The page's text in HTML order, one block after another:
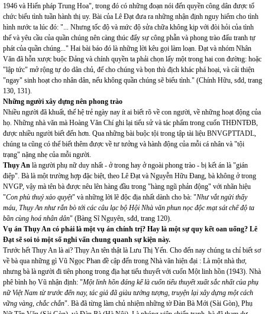
1946 và Hiến pháp Trung Hoa", trong đó có những đoạn nói đến quyền công dân được tổ
chức biểu tình tuần hành thị uy. Bài của Lê Đạt đưa ra những nhận định nguy hiểm cho tình
hình nước ta lúc đó: "... Nhưng tốc độ và mức độ sửa chữa không kịp với đòi hỏi của tình
thế và yêu cầu của quần chúng nên càng thúc đẩy sự công phẫn và phong trào đấu tranh tự
phát của quần chúng..." Hai bài báo đó là những lời kêu gọi làm loạn. Đạt và nhóm Nhân
Văn đã hỗn xược buộc Đảng và chính quyền ta phải chọn lấy một trong hai con đường: hoặc
"lập tức" mở rộng tự do dân chủ, để cho chúng và bọn thù địch khác phá hoại, và cải thiện
"ngay" sinh hoạt cho nhân dân, nếu không quần chúng sẽ biểu tình." (Chính Hữu, sđd, trang
130, 131).
Những người xây dựng nên phong trào
Nhiều người đã khuất, thế hệ trẻ ngày nay ít ai biết rõ về con người, về những hoạt động của
họ. Những nhà văn mà Hoàng Văn Chí ghi lại tiểu sử và tác phẩm trong cuốn THĐNTĐB,
được nhiều người biết đến hơn. Qua những bài buộc tội trong tập tài liệu BNVGPTTADL,
chúng ta cũng có thể biết thêm được về tư tưởng và hành động của mỗi cá nhân và "tội
trạng" nặng nhẹ của mỗi người.
Thụy An là người phụ nữ duy nhất - ở trong hay ở ngoài phong trào - bị kết án là "gián
điệp". Bà là một trường hợp đặc biệt, theo Lê Đạt và Nguyễn Hữu Đang, bà không ở trong
NVGP, vậy mà tên bà được nêu lên hàng đầu trong "hàng ngũ phản động" với nhãn hiệu
"Con phù thuỷ xảo quyệt" và những lời lẽ độc địa nhất dành cho bà: "Như vắt ngửi thấy
máu, Thụy An như rắn bò tới các câu lạc bộ Hội Nhà văn phun nọc độc mạt sát chế độ ta
bần cùng hoá nhân dân" (Bàng Sĩ Nguyên, sđd, trang 120).
Vụ án Thụy An có phải là một vụ án chính trị? Hay là một sự quy kết oan uổng? Lê
Đạt sẽ soi tỏ một số nghi vấn chung quanh sự kiện này.
Trước hết Thụy An là ai? Thụy An tên thật là Lưu Thị Yến. Cho đến nay chúng ta chỉ biết sơ
về bà qua những gì Vũ Ngọc Phan đề cập đến trong Nhà văn hiện đại : Là một nhà thơ,
nhưng bà là người đi tiên phong trong địa hạt tiểu thuyết với cuốn Một linh hồn (1943). Nhà
phê bình họ Vũ nhận định: "Một linh hồn đáng kể là cuốn tiểu thuyết xuất sắc nhất của phụ
nữ Việt Nam từ trước đến nay, tác giả đã giàu tưởng tượng, truyện lại xây dựng một cách
vững vàng, chắc chắn". Bà đã từng làm chủ nhiệm những tờ Đàn Bà Mới (Sài Gòn), Phụ